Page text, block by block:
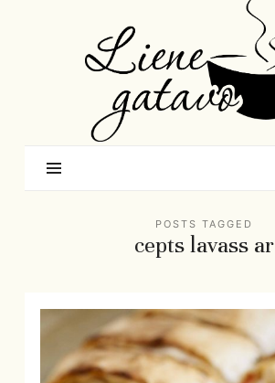
Gatavo
–
Mana
garšu
pasaule
POSTS TAGGED
cepts lavass ar